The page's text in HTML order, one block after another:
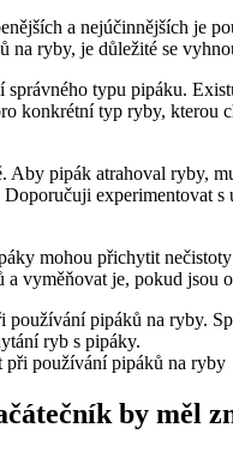
a nejúčinnějších je
na ryby, je důležité ​se
typu pipáku.
konkrétní⁣ typ ryby,
pipák atrahoval ryby,
experimentovat
mohou přichytit‍
vyměňovat je, pokud⁢
pipáků⁣ na ryby.
ryb s pipáky.
by měl